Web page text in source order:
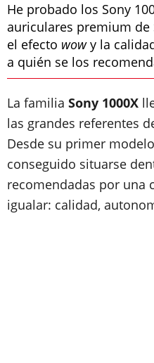
He probado los Sony
auriculares premium
el efecto wowy la
a quién se los
La familia Sony 1000X
las grandes referentes
Desde su primer
conseguido situarse
recomendadas por una
igualar: calidad,